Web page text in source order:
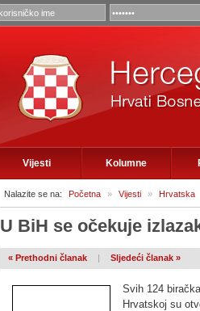
Vijesti Kolumne
Nalazite se na: Početna » Vijesti » Hrvatska
U BiH se očekuje
« Prethodni članak | Sljedeći članak »
Svih 124
Hrvatskoj su